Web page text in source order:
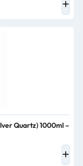
Quartz) 1000ml –